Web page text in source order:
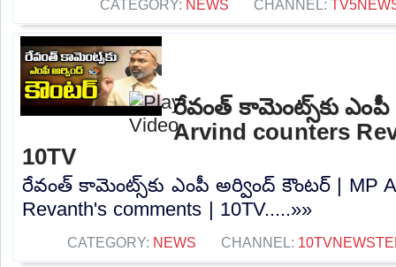
CATEGORY: NEWS CHANNEL:
రేవంత్ కామెంట్స్‌కు ఎంపీ
Arvind counters
10TV
రేవంత్ కామెంట్స్‌కు ఎంపీ అర్వింద్ కౌంటర్ | MP
Revanth's comments | 10TV.....»»
CATEGORY: NEWS CHANNEL: